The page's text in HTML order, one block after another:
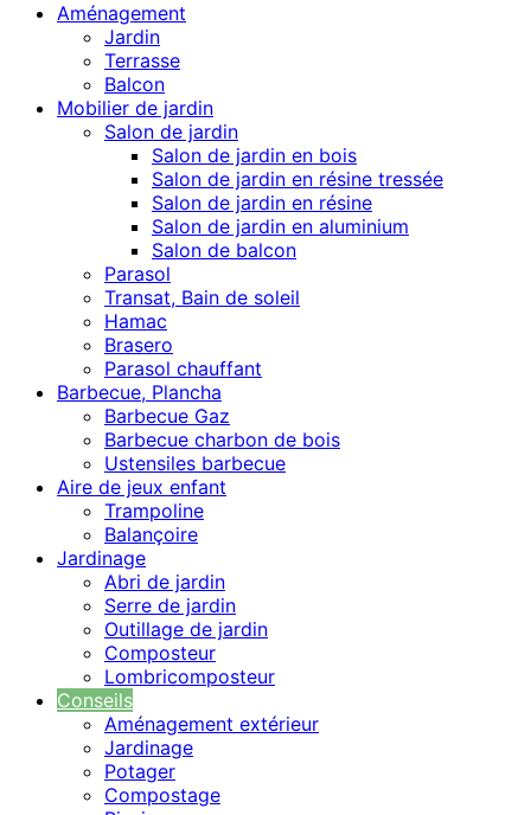
Aménagement
Jardin
Terrasse
Balcon
Mobilier de jardin
Salon de jardin
Salon de jardin en bois
Salon de jardin en résine tressée
Salon de jardin en résine
Salon de jardin en aluminium
Salon de balcon
Parasol
Transat, Bain de soleil
Hamac
Brasero
Parasol chauffant
Barbecue, Plancha
Barbecue Gaz
Barbecue charbon de bois
Ustensiles barbecue
Aire de jeux enfant
Trampoline
Balançoire
Jardinage
Abri de jardin
Serre de jardin
Outillage de jardin
Composteur
Lombricomposteur
Conseils
Aménagement extérieur
Jardinage
Potager
Compostage